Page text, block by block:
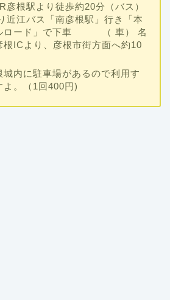
彦根駅より徒歩約20分（バス）
近江バス「南彦根駅」行き「本
ロード」で下車 （ 車） 名
根ICより、彦根市街方面へ約10
城内に駐車場があるので利用す
よ。（1回400円)